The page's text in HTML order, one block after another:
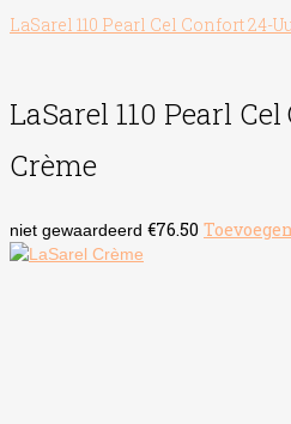
LaSarel 110 Pearl Cel Confort 24-
LaSarel 110 Pearl Cel
Crème
niet gewaardeerd €76.50